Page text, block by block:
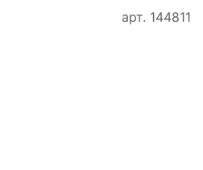
арт. 144811